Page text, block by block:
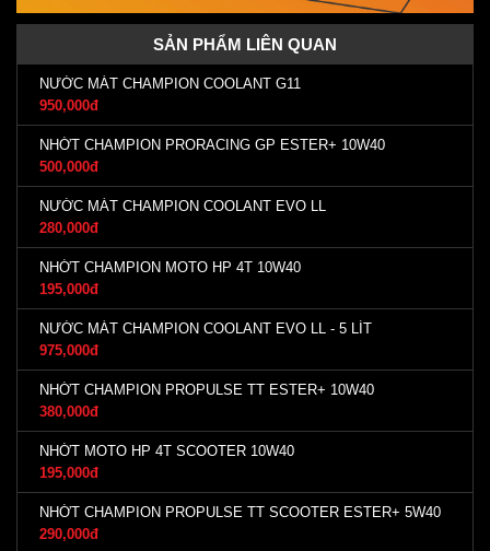
SẢN PHẨM LIÊN QUAN
NƯỚC MÁT CHAMPION COOLANT G11
950,000đ
NHỚT CHAMPION PRORACING GP ESTER+ 10W40
500,000đ
NƯỚC MÁT CHAMPION COOLANT EVO LL
280,000đ
NHỚT CHAMPION MOTO HP 4T 10W40
195,000đ
NƯỚC MÁT CHAMPION COOLANT EVO LL - 5 LÍT
975,000đ
NHỚT CHAMPION PROPULSE TT ESTER+ 10W40
380,000đ
NHỚT MOTO HP 4T SCOOTER 10W40
195,000đ
NHỚT CHAMPION PROPULSE TT SCOOTER ESTER+ 5W40
290,000đ